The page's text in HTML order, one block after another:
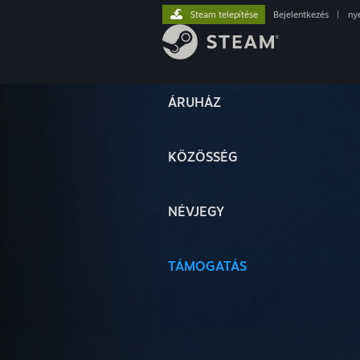
ÁRUHÁZ
KÖZÖSSÉG
NÉVJEGY
TÁMOGATÁS
Steam telepítése Bejelentkezés